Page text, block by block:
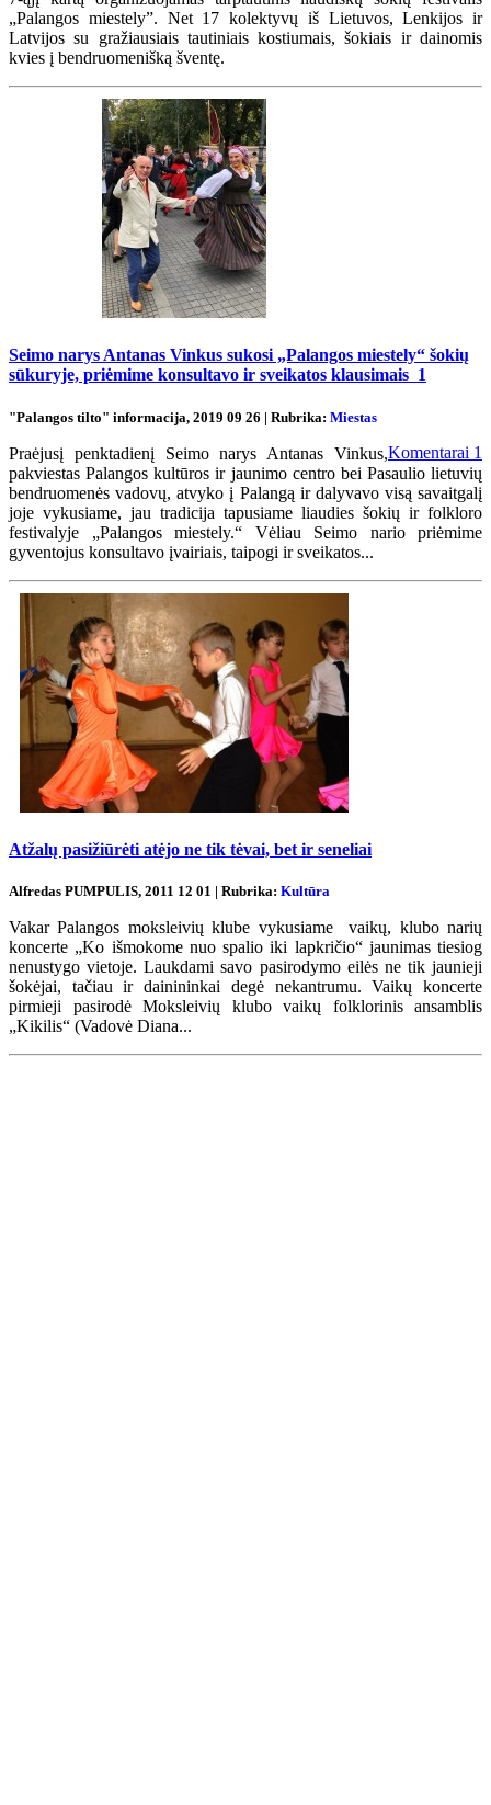
„Palangos miestely”. Net 17 kolektyvų iš Lietuvos, Lenkijos ir
Latvijos su gražiausiais tautiniais kostiumais, šokiais ir dainomis
kvies į bendruomenišką šventę.
Seimo narys Antanas Vinkus sukosi „Palangos miestely“ šokių
sūkuryje, priėmime konsultavo ir sveikatos klausimais 1
"Palangos tilto" informacija, 2019 09 26 | Rubrika: Miestas
Komentarai 1
Praėjusį penktadienį Seimo narys Antanas Vinkus,
pakviestas Palangos kultūros ir jaunimo centro bei Pasaulio lietuvių
bendruomenės vadovų, atvyko į Palangą ir dalyvavo visą savaitgalį
joje vykusiame, jau tradicija tapusiame liaudies šokių ir folkloro
festivalyje „Palangos miestely.“ Vėliau Seimo nario priėmime
gyventojus konsultavo įvairiais, taipogi ir sveikatos...
Atžalų pasižiūrėti atėjo ne tik tėvai, bet ir seneliai
Alfredas PUMPULIS, 2011 12 01 | Rubrika: Kultūra
Vakar Palangos moksleivių klube vykusiame vaikų, klubo narių
koncerte „Ko išmokome nuo spalio iki lapkričio“ jaunimas tiesiog
nenustygo vietoje. Laukdami savo pasirodymo eilės ne tik jaunieji
šokėjai, tačiau ir dainininkai degė nekantrumu. Vaikų koncerte
pirmieji pasirodė Moksleivių klubo vaikų folklorinis ansamblis
„Kikilis“ (Vadovė Diana...